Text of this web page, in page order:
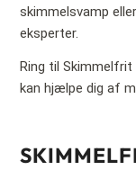
skimmelsvamp
eksperter.
Ring til Skimmelfrit
kan hjælpe dig af